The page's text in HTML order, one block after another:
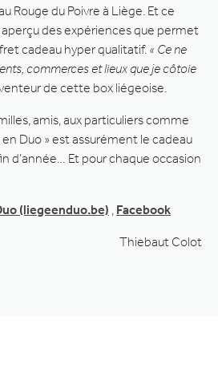
Rouge du Poivre à Liège. Et ce
aperçu des expériences que permet
cadeau hyper qualitatif. « Ce ne
commerces et lieux que je côtoie
de cette box liégeoise.
amis, aux particuliers comme
Duo » est assurément le cadeau
d’année… Et pour chaque occasion
(liegeenduo.be) Facebook
Thiebaut Colot